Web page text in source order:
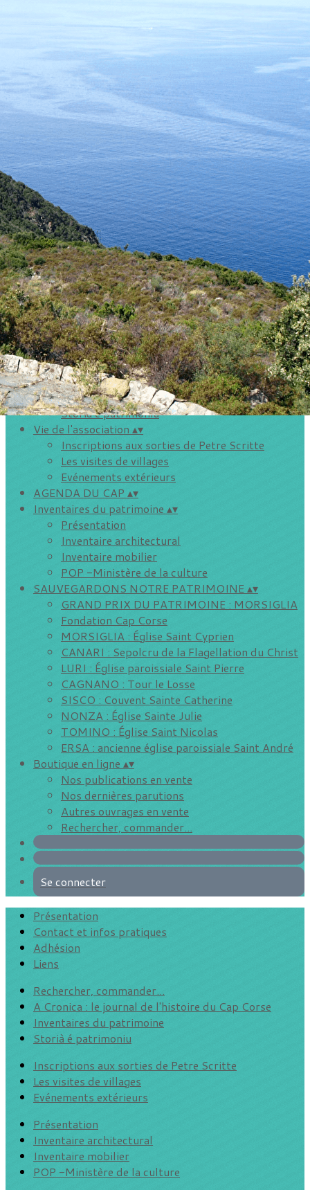
Exporter toutes les colonnes
Exporter uniquement les colonnes affichées
Menu
<
>
Inscriptions aux sorties de Petre Scritte
Les visites de villages
Evénements extérieurs
Ajoutez un logo, un bouton, des réseaux sociaux
Cliquez pour éditer
ASSOCIATION PETRE SCRITTE▴▾
Présentation
Contact et infos pratiques
Adhésion
Liens
Nos publications▴▾
Rechercher, commander...
A Cronica : le journal de l'histoire du Cap Corse
Inventaires du patrimoine
Storià é patrimoniu
Vie de l'association ▴▾
Inscriptions aux sorties de Petre Scritte
Les visites de villages
Evénements extérieurs
AGENDA DU CAP ▴▾
Inventaires du patrimoine ▴▾
Présentation
Inventaire architectural
Inventaire mobilier
POP -Ministère de la culture
SAUVEGARDONS NOTRE PATRIMOINE▴▾
GRAND PRIX DU PATRIMOINE : MORSIGLIA
Fondation Cap Corse
MORSIGLIA : Église Saint Cyprien
CANARI : Sepolcru de la Flagellation du Christ
LURI : Église paroissiale Saint Pierre
CAGNANO : Tour le Losse
SISCO : Couvent Sainte Catherine
NONZA : Église Sainte Julie
TOMINO : Église Saint Nicolas
ERSA : ancienne église paroissiale Saint André
Boutique en ligne ▴▾
Nos publications en vente
Nos dernières parutions
Autres ouvrages en vente
Rechercher, commander...
Se connecter
Présentation
Contact et infos pratiques
Adhésion
Liens
Rechercher, commander...
A Cronica : le journal de l'histoire du Cap Corse
Inventaires du patrimoine
Storià é patrimoniu
Inscriptions aux sorties de Petre Scritte
Les visites de villages
Evénements extérieurs
Présentation
Inventaire architectural
Inventaire mobilier
POP -Ministère de la culture